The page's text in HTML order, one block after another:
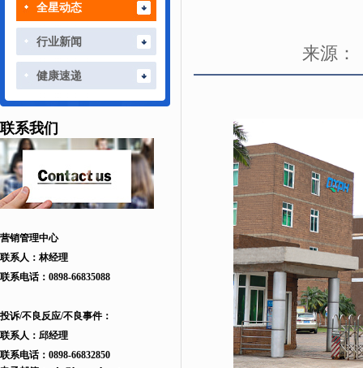
全星动态
行业新闻
健康速递
联系我们
营销管理中心
联系人：林经理
联系电话： 0898-66835088
投诉/不良反应/不良事件：
联系人：邱经理
联系电话： 0898-66832850
来源：